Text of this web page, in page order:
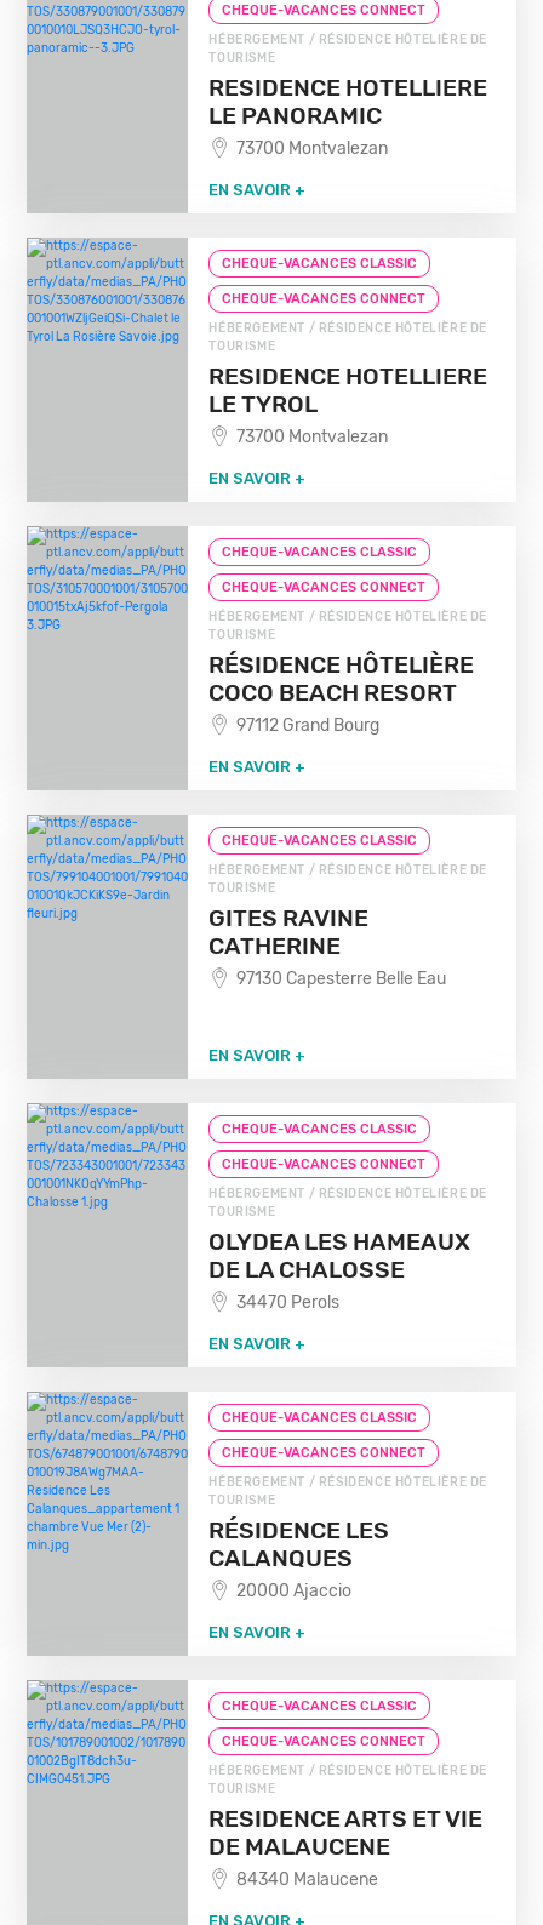
CHEQUE-VACANCES CONNECT
HÉBERGEMENT / RÉSIDENCE HÔTELIÈRE DE
TOURISME
RESIDENCE HOTELLIERE
LE PANORAMIC
73700 Montvalezan
EN SAVOIR +
CHEQUE-VACANCES CLASSIC
CHEQUE-VACANCES CONNECT
HÉBERGEMENT / RÉSIDENCE HÔTELIÈRE DE
TOURISME
RESIDENCE HOTELLIERE
LE TYROL
73700 Montvalezan
EN SAVOIR +
CHEQUE-VACANCES CLASSIC
CHEQUE-VACANCES CONNECT
HÉBERGEMENT / RÉSIDENCE HÔTELIÈRE DE
TOURISME
RÉSIDENCE HÔTELIÈRE
COCO BEACH RESORT
97112 Grand Bourg
EN SAVOIR +
CHEQUE-VACANCES CLASSIC
HÉBERGEMENT / RÉSIDENCE HÔTELIÈRE DE
TOURISME
GITES RAVINE
CATHERINE
97130 Capesterre Belle Eau
EN SAVOIR +
CHEQUE-VACANCES CLASSIC
CHEQUE-VACANCES CONNECT
HÉBERGEMENT / RÉSIDENCE HÔTELIÈRE DE
TOURISME
OLYDEA LES HAMEAUX
DE LA CHALOSSE
34470 Perols
EN SAVOIR +
CHEQUE-VACANCES CLASSIC
CHEQUE-VACANCES CONNECT
HÉBERGEMENT / RÉSIDENCE HÔTELIÈRE DE
TOURISME
RÉSIDENCE LES
CALANQUES
20000 Ajaccio
EN SAVOIR +
CHEQUE-VACANCES CLASSIC
CHEQUE-VACANCES CONNECT
HÉBERGEMENT / RÉSIDENCE HÔTELIÈRE DE
TOURISME
RESIDENCE ARTS ET VIE
DE MALAUCENE
84340 Malaucene
EN SAVOIR +